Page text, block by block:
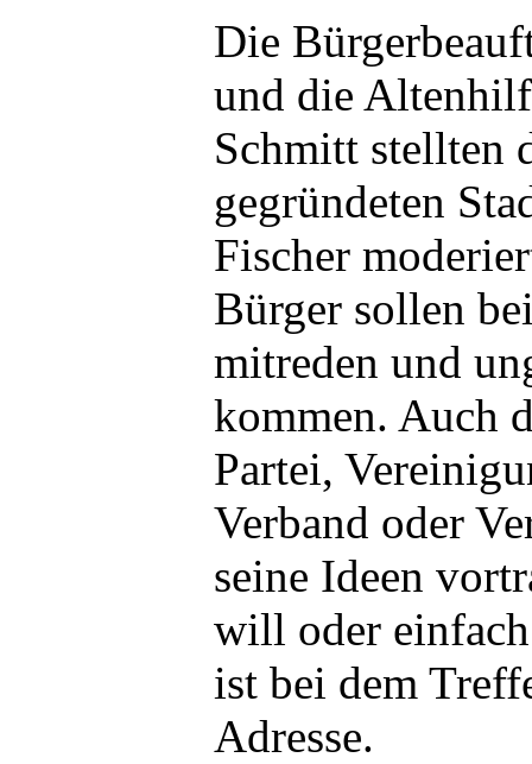
Die
und die
Schmitt stellten
gegründeten
Fischer
Bürger sollen
mitreden und
kommen. Auch
Partei,
Verband oder
seine Ideen
will oder
ist bei dem
Adresse.